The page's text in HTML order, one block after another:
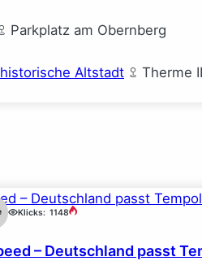
Parkplatz am Obernberg
Altstadt
Therme
Klicks: 1148
– Deutschland passt